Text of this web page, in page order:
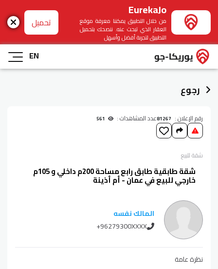
EurekaJo
من خلال التطبيق يمكننا معرفة موقع
العقار الذي تبحث عنه. ننصحك بتحميل
التطبيق لتجربة أفضل وأسهل
تحميل
EN
رجوع
رقم الإعلان : 81267عدد المشاهدات :
شقةللبيع
شقة طابقية طابق رابع مساحة 200م داخلي و 105م
خارجي للبيع في عمان - أم أذينة
المالك نفسه
+96279300XXXX
نظرة عامة